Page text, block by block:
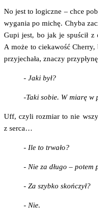
No jest to logicz­ne – chce
wyga­nia po michę. Chy­ba
Gupi jest, bo jak je spu­ścił z
A może to cie­ka­wość
przy­je­cha­ła, zna­czy
- Jaki był?
-Taki sobie. W mia­rę w
Uff, czy­li roz­miar to nie
z serca…
- Ile to trwało?
- Nie za dłu­go – potem
- Za szyb­ko skończył?
- Nie.